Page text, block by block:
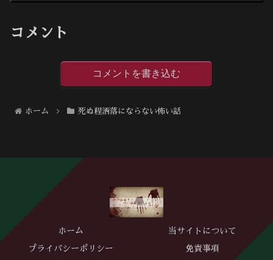
コメント
コメントを書き込む
ホーム 死ぬ程洒落にならない怖い話
ホーム 当サイトについて
プライバシーポリシー 免責事項